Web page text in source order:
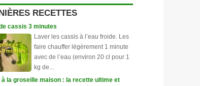
RECETTES
cassis 3 minutes
Laver les cassis à l’eau froide. Les
faire chauffer légèrement 1 minute
avec de l’eau (environ 20 cl pour 1
kg de...
à la groseille maison : la recette ultime et